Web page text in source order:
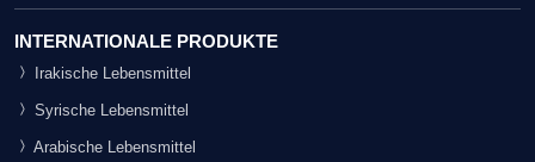
INTERNATIONALE PRODUKTE
Irakische Lebensmittel
Syrische Lebensmittel
Arabische Lebensmittel